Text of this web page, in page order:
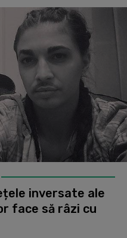
inversate ale
face să râzi cu